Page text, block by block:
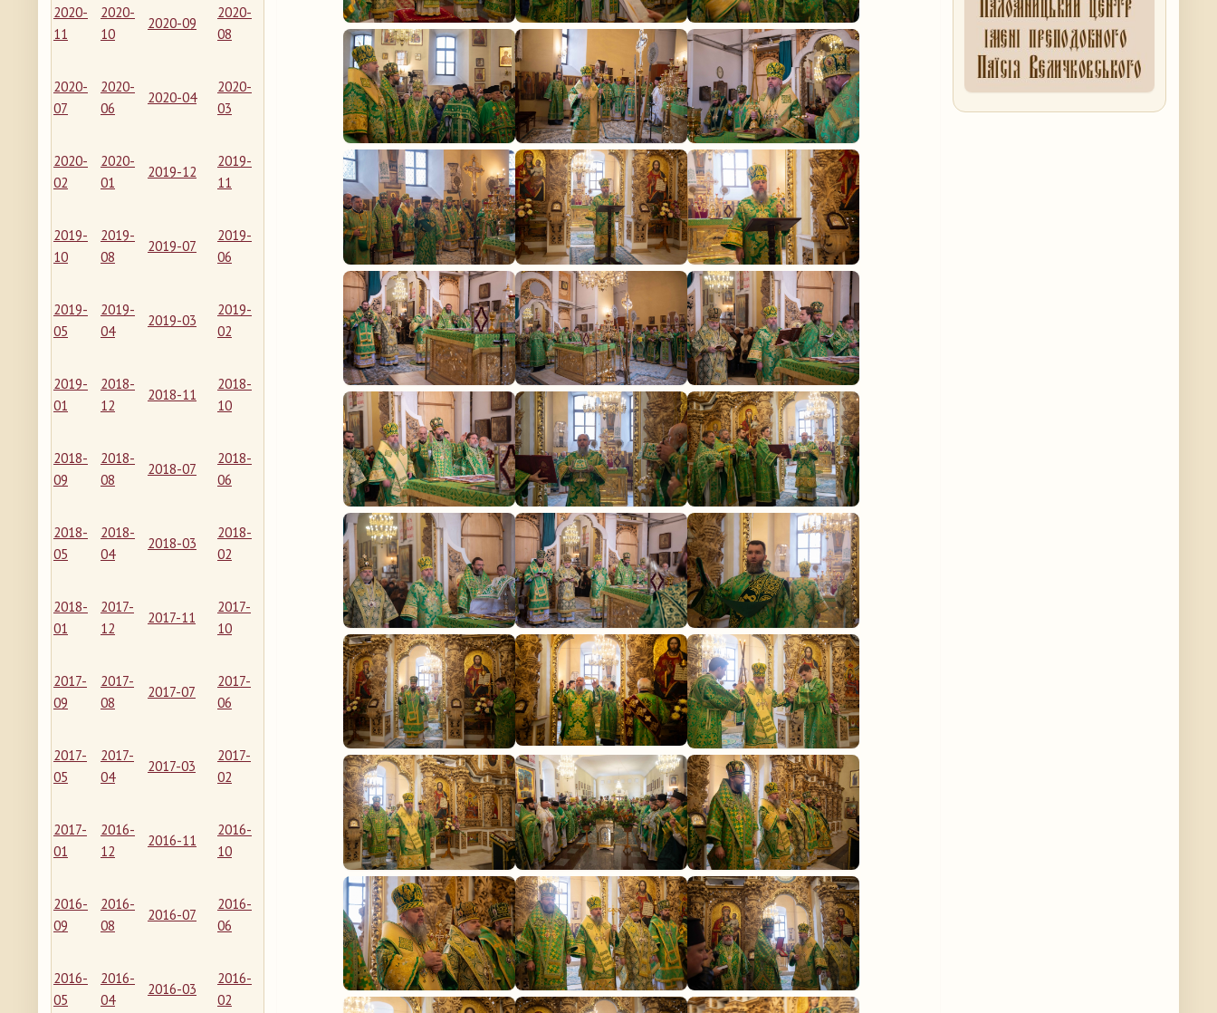
2020-
11
2020-
10
2020-09
2020-
08
2020-
07
2020-
06
2020-04
2020-
03
2020-
02
2020-
01
2019-12
2019-
11
2019-
10
2019-
08
2019-07
2019-
06
2019-
05
2019-
04
2019-03
2019-
02
2019-
01
2018-
12
2018-11
2018-
10
2018-
09
2018-
08
2018-07
2018-
06
2018-
05
2018-
04
2018-03
2018-
02
2018-
01
2017-
12
2017-11
2017-
10
2017-
09
2017-
08
2017-07
2017-
06
2017-
05
2017-
04
2017-03
2017-
02
2017-
01
2016-
12
2016-11
2016-
10
2016-
09
2016-
08
2016-07
2016-
06
2016-
05
2016-
04
2016-03
2016-
02